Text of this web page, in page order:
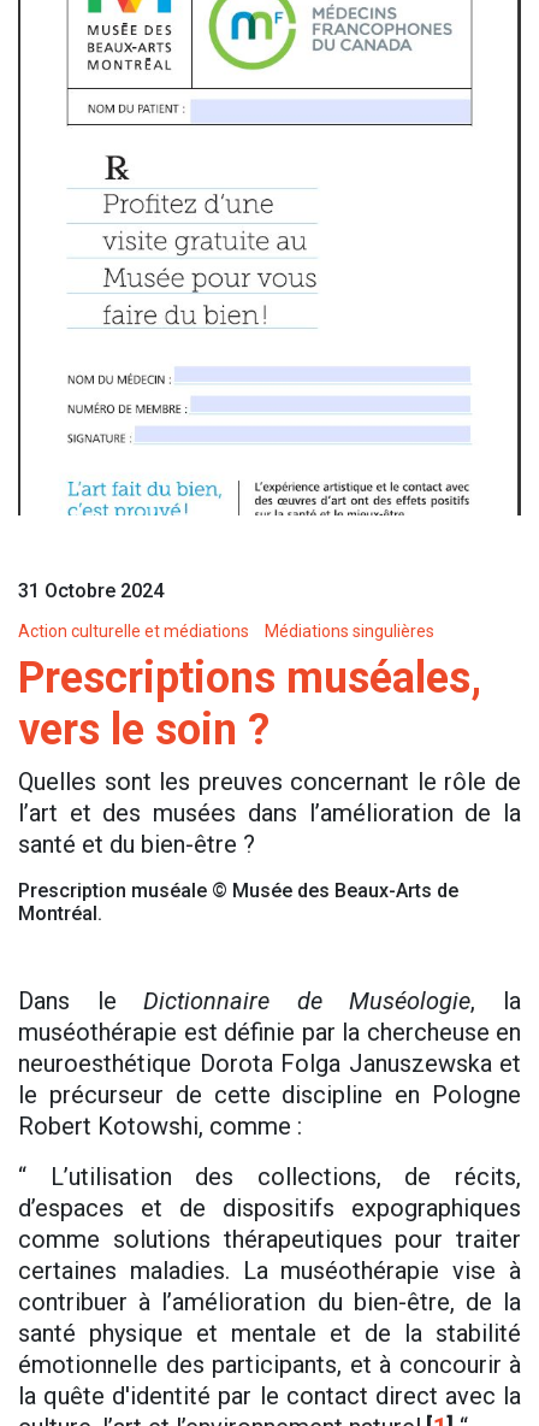
31 Octobre 2024
Action culturelle et médiations Médiations singulières
Prescriptions muséales,
vers le soin ?
Quelles sont les preuves concernant le rôle de
l’art et des musées dans l’amélioration de la
santé et du bien-être ?
Prescription muséale © Musée des Beaux-Arts de
Montréal.
Dans le Dictionnaire de Muséologie, la
muséothérapie est définie par la chercheuse en
neuroesthétique Dorota Folga Januszewska et
le précurseur de cette discipline en Pologne
Robert Kotowshi, comme :
“ L’utilisation des collections, de récits,
d’espaces et de dispositifs expographiques
comme solutions thérapeutiques pour traiter
certaines maladies. La muséothérapie vise à
contribuer à l’amélioration du bien-être, de la
santé physique et mentale et de la stabilité
émotionnelle des participants, et à concourir à
la quête d'identité par le contact direct avec la